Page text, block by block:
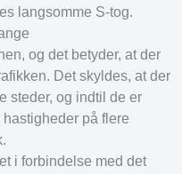
langsomme S-tog.
og det betyder, at der
Det skyldes, at der
steder, og indtil de er
på flere
i forbindelse med det